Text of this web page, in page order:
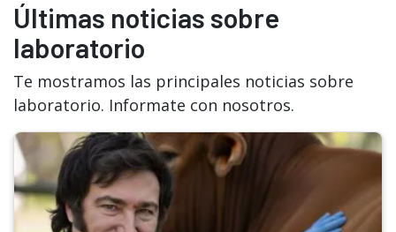
Últimas noticias sobre
laboratorio
Te mostramos las principales noticias sobre
laboratorio. Informate con nosotros.